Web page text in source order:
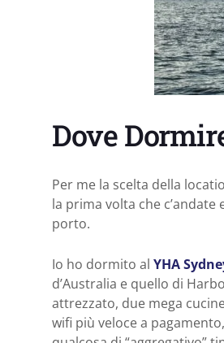
Dove
Per me la scelta della
la prima volta che
porto.
Io ho dormito al YHA
d’Australia e quello di
attrezzato, due mega
wifi più veloce a